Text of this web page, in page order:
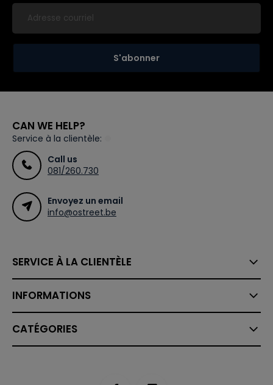
S'abonner
CAN WE HELP?
Service à la clientèle:
Call us
081/260.730
Envoyez un email
info@ostreet.be
SERVICE À LA CLIENTÈLE
INFORMATIONS
CATÉGORIES